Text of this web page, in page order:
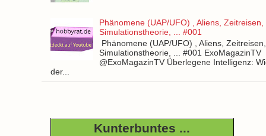
Phänomene (UAP/UFO) , Aliens, Zeitreisen,
Simulationstheorie, ... #001
Phänomene (UAP/UFO) , Aliens, Zeitreisen,
Simulationstheorie, ... #001 ExoMagazinTV
@ExoMagazinTV Überlegene Intelligenz:
der...
Kunterbuntes ...